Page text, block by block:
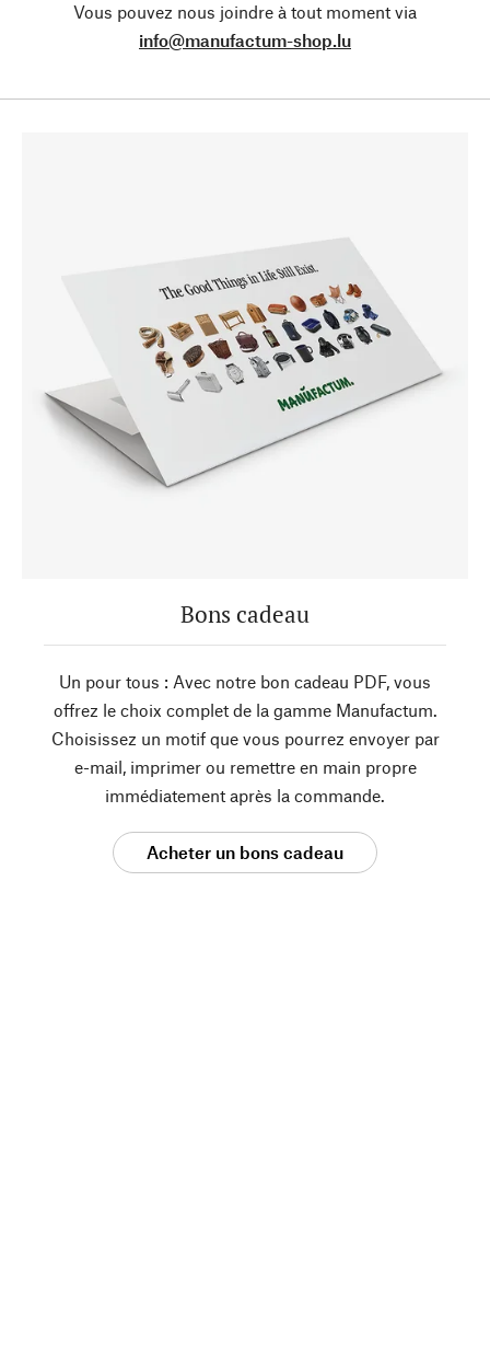
Vous pouvez nous joindre à tout moment via
info@manufactum-shop.lu
Bons cadeau
Un pour tous : Avec notre bon cadeau PDF, vous
offrez le choix complet de la gamme Manufactum.
Choisissez un motif que vous pourrez envoyer par
e-mail, imprimer ou remettre en main propre
immédiatement après la commande.
Acheter un bons cadeau